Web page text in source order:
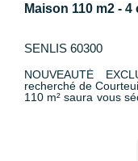
de
Maison 105
CHANTILLY
NOUVEAUTÉ à 15
familiale de 105
verdoyant. Elle se compose d'une entrée, d'un salon-séjour
sous-sol total